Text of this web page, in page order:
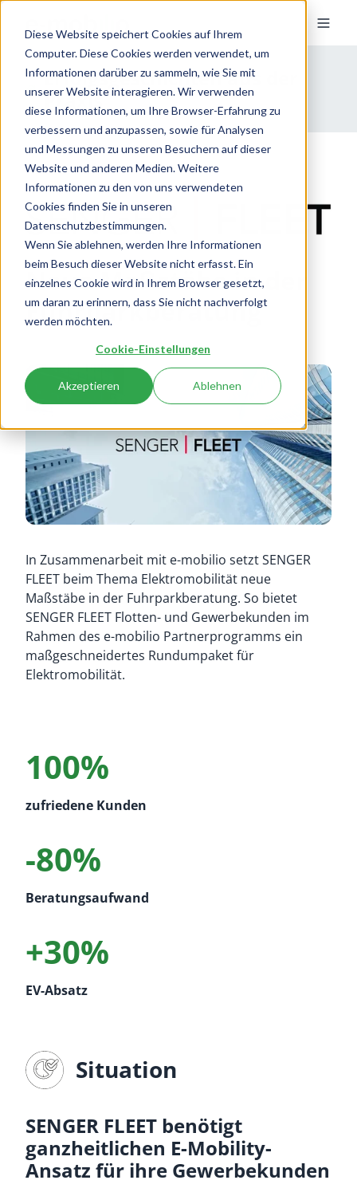
Diese Website speichert Cookies auf Ihrem
Computer. Diese Cookies werden verwendet, um
Informationen darüber zu sammeln, wie Sie mit
unserer Website interagieren. Wir verwenden
diese Informationen, um Ihre Browser-Erfahrung zu
verbessern und anzupassen, sowie für Analysen
und Messungen zu unseren Besuchern auf dieser
Website und anderen Medien. Weitere
Informationen zu den von uns verwendeten
Cookies finden Sie in unseren
Datenschutzbestimmungen.
Wenn Sie ablehnen, werden Ihre Informationen
beim Besuch dieser Website nicht erfasst. Ein
einzelnes Cookie wird in Ihrem Browser gesetzt,
um daran zu erinnern, dass Sie nicht nachverfolgt
werden möchten.
Cookie-Einstellungen
Akzeptieren Ablehnen
Erfolgsgeschichten aus der
Praxis
Neue Maßstäbe in der
Fuhrparkberatung
In Zusammenarbeit mit e-mobilio setzt SENGER
FLEET beim Thema Elektromobilität neue
Maßstäbe in der Fuhrparkberatung. So bietet
SENGER FLEET Flotten- und Gewerbekunden im
Rahmen des e-mobilio Partnerprogramms ein
maßgeschneidertes Rundumpaket für
Elektromobilität.
100%
zufriedene Kunden
-80%
Beratungsaufwand
+30%
EV-Absatz
Situation
SENGER FLEET benötigt
ganzheitlichen E-Mobility-
Ansatz für ihre Gewerbekunden